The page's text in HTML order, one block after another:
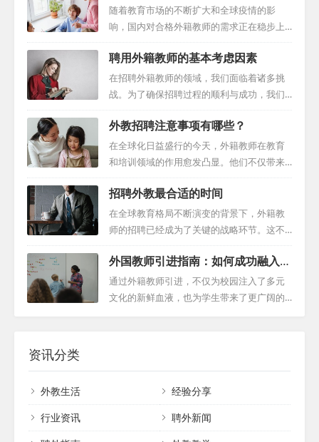
都至关重要。本文将向您介绍如何有效地整
理和呈现外籍教师招聘信息，以吸引最优秀
的人才。 一、制作精美的学校简介 首先，制
作一份精美的学校简介是吸引优秀外籍教师
的关键。在简介中，要清楚地介绍学校的名
称、位置和特色，展示学校对国际教育的重
现和成就。同时，要强调学校对创新教学方
法的探索和实践，以及对文化多样性的尊重
和包容。通过这...
随着教育市场的不断扩大和全球疫情的影
响，国内对合格外籍教师的需求正在稳步上
升。这一趋势为教育机构带来了挑战，但同
时也带来了机遇。为了在这个充满变数的招
聘迷宫中找到合适的外籍教师，我们需要制
定有效的策略。 利用专业外教招聘平台 随着
科技的进步，越来越多的专业招聘平台如小
锐等崭露头角，它们为教育机构提供了广泛
的外籍教师资源。这些平台通常具有高度的
专业性和可信度，能够帮助教育机构快速定
用简单便捷，但教育机构仍需注意筛选过程
的效率和准确性。因此，对于长期招聘或时
间充裕的情况下，...
聘用外籍教师的基本考虑因素
在招聘外籍教师的领域，我们面临着诸多挑
战。为了确保招聘过程的顺利与成功，我们
需要深入了解并掌握一系列关键考虑因素。
本文将为您揭示招聘外籍教师的核心要素，
帮助您顺利完成这一任务。 一、明确外教的
需求与期望 首先，我们需要清楚地了解外籍
教师对于工作的期望和需求。这包括但不限
于薪资待遇、工作环境、教学条件、学校文
化等方面。通过深入了解他们的主要动机，
我们可以更好地定制招聘策略，以满足他们
我们还需关注外教对于工作地点的偏好。个
人关系、先前的工作经历以及特定的生活环
境等因素都...
外教招聘注意事项有哪些？
在全球化日益盛行的今天，外籍教师在教育
和培训领域的作用愈发凸显。他们不仅带来
了多元化的教学视角，还通过自身的语言能
力和跨文化经验，为学生提供了宝贵的全球
视野。然而，招聘外籍教师并非易事，这既
涉及到寻找合适的候选人，也涉及到确保他
们的教学质量和可靠性。为此，我们提供以
下外教招聘注意事项，帮助教育机构有效吸
引并选拔优秀的外籍教师。 一、利用专业中
介机构 寻找可靠的外籍教师，一个高效的方
招聘外教最合适的时间
在全球教育格局不断演变的背景下，外籍教
师的招聘已经成为了关键的战略环节。这不
仅关乎找到合适的教育工作者，更涉及到如
何确保他们能够顺利融入学校环境，同时遵
守相关法律法规，以及实现最佳的教学效
果。外教招聘范文在此过程中扮演着至关重
员在考虑外籍教师招聘时，首要任务是通过
的国家，法律是至高...
外国教师引进指南：如何成功融入你
的学校环境
通过外籍教师引进，不仅为校园注入了多元
文化的新鲜血液，也为学生带来了更广阔的
趣，以便为他们提供最适合的职位。通过初
步的沟通与交流，我们可以收集到外教对于
工作环境、教学对象、课程设置等方面的期
资讯分类
外教生活
经验分享
行业资讯
聘外新闻